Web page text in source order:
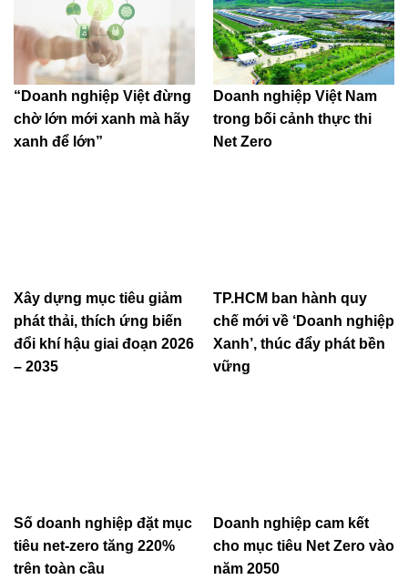
“Doanh nghiệp Việt đừng
chờ lớn mới xanh mà hãy
xanh để lớn”
Doanh nghiệp Việt Nam
trong bối cảnh thực thi
Net Zero
Xây dựng mục tiêu giảm
phát thải, thích ứng biến
đổi khí hậu giai đoạn 2026
– 2035
TP.HCM ban hành quy
chế mới về ‘Doanh nghiệp
Xanh’, thúc đẩy phát bền
vững
Số doanh nghiệp đặt mục
tiêu net-zero tăng 220%
trên toàn cầu
Doanh nghiệp cam kết
cho mục tiêu Net Zero vào
năm 2050